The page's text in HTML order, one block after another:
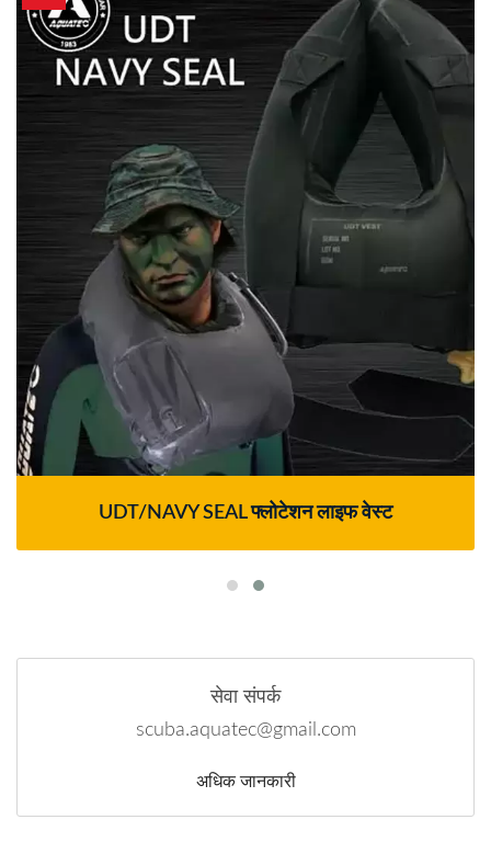
UDT/NAVY SEAL फ्लोटेशन लाइफ वेस्ट
सेवा संपर्क
scuba.aquatec@gmail.com
अधिक जानकारी